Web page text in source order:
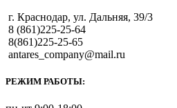
г. Краснодар, ул. Дальняя, 39/3
8 (861)225-25-64
8(861)225-25-65
antares_company@mail.ru
РЕЖИМ РАБОТЫ: